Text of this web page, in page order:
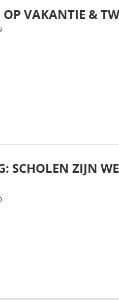
VAKANTIE &
SCHOLEN ZIJN